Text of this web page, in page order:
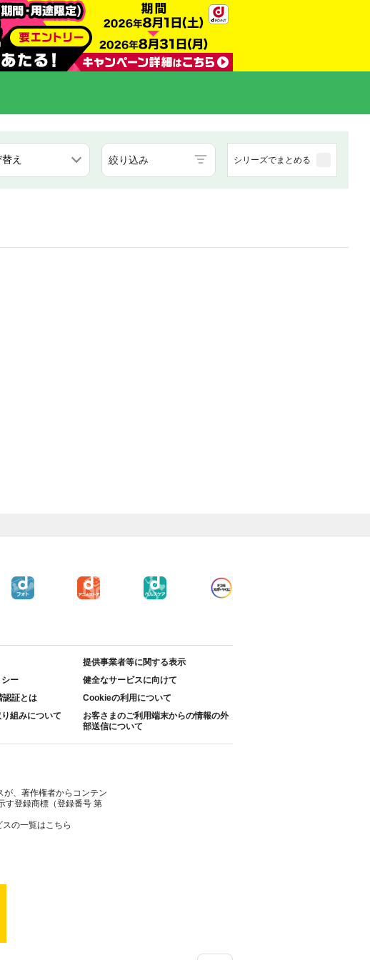
絞り込み シリーズでまとめる
提供事業者等に関する表示
ー
健全なサービスに向けて
認証とは
Cookieの利用について
組みについて
お客さまのご利用端末からの情報の外
部送信について
、著作権者からコンテン
す登録商標（登録番号 第
の一覧はこちら